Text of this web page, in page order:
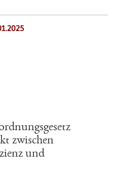
zwischen
und